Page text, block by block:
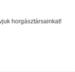
horgásztársainkat!